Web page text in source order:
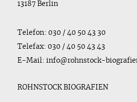
13187 Berlin
Telefon: 030 / 40 50 43 30
Telefax: 030 / 40 50 43 43
E-Mail: info@rohnstock-
ROHNSTOCK BIOGRAFIEN